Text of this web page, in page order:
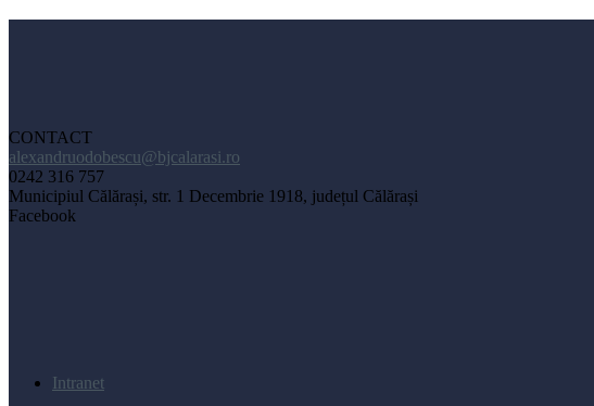
CONTACT
alexandruodobescu@bjcalarasi.ro
0242 316 757
Municipiul Călărași, str. 1 Decembrie 1918, județul Călărași
Facebook
Intranet